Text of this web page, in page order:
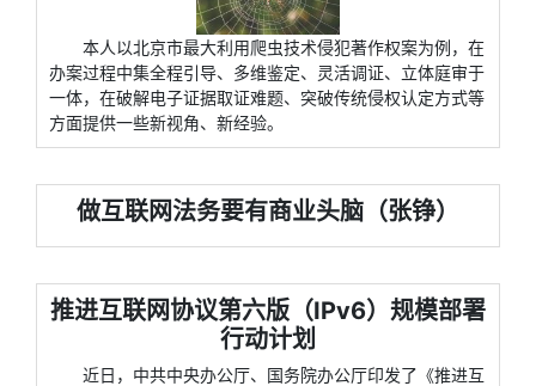
本人以北京市最大利用爬虫技术侵犯著作权案为例，在
办案过程中集全程引导、多维鉴定、灵活调证、立体庭审于
一体，在破解电子证据取证难题、突破传统侵权认定方式等
方面提供一些新视角、新经验。
做互联网法务要有商业头脑（张铮）
推进互联网协议第六版（IPv6）规模部署
行动计划
近日，中共中央办公厅、国务院办公厅印发了《推进互